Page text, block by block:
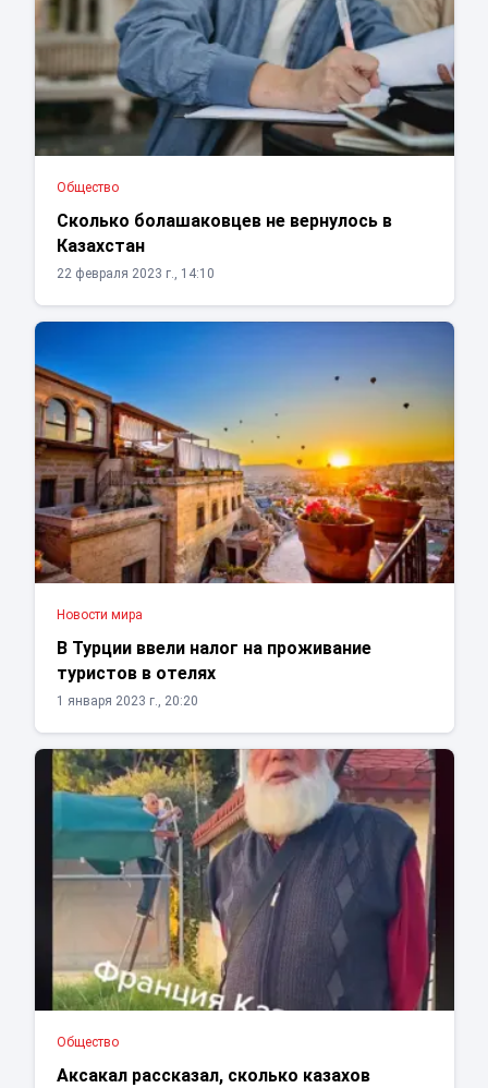
Общество
Сколько болашаковцев не вернулось в
Казахстан
22 февраля 2023 г., 14:10
Новости мира
В Турции ввели налог на проживание
туристов в отелях
1 января 2023 г., 20:20
Общество
Аксакал рассказал, сколько казахов